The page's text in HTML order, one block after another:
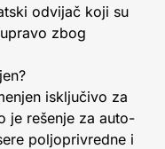
odvijač koji su
zbog
isključivo za
je rešenje za auto-
poljoprivredne i